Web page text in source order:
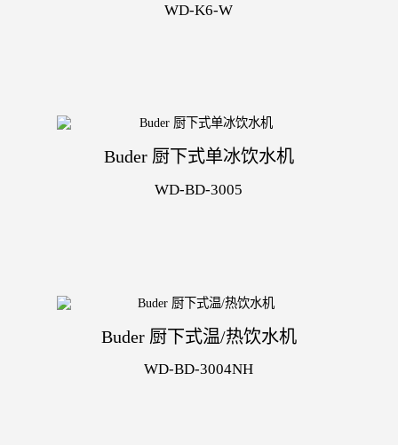
WD-K6-W
Buder 厨下式单冰饮水机
WD-BD-3005
Buder 厨下式温/热饮水机
WD-BD-3004NH